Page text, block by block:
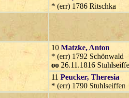
* (err) 1786 Ritschka
10 Matzke, Anton
* (err) 1792 Schönwald
oo 26.11.1816
11 Peucker, Theresia
* (err) 1790 Stuhlseiffen